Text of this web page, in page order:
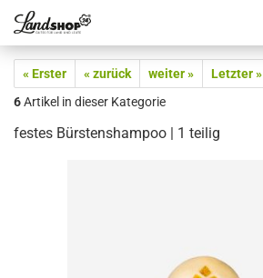
« Erster « zurück weiter »
Letzter »
6Artikel in dieser Kategorie
festes Bürstenshampoo | 1 teilig